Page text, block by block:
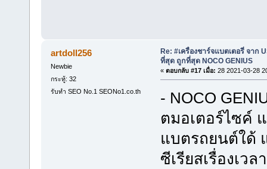
artdoll256
Newbie
กระทู้: 32
รับทำ SEO No.1 SEONo1.co.th
Re: #เครื่องชาร์จแบตเตอรี่ จาก
ที่สุด ถูกที่สุด NOCO GENIUS
« ตอบกลับ #17 เมื่อ: 28 2021-03-28
- NOCO
ตมอเตอร์ไซค์
แบตรถยนต์ใด้
ซีเรียสเรื่องเว